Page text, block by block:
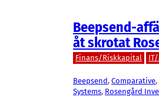
Beepsend-
åt skrotat
Finans/Riskkapital
Beepsend, Comparative,
Systems, Rosengård